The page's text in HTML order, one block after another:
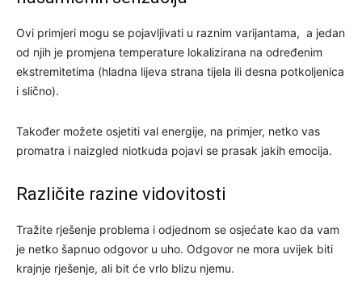
Ovi primjeri mogu se pojavljivati u raznim varijantama, a jedan
od njih je promjena temperature lokalizirana na određenim
ekstremitetima (hladna lijeva strana tijela ili desna potkoljenica
i slično).
Također možete osjetiti val energije, na primjer, netko vas
promatra i naizgled niotkuda pojavi se prasak jakih emocija.
Različite razine vidovitosti
Tražite rješenje problema i odjednom se osjećate kao da vam
je netko šapnuo odgovor u uho. Odgovor ne mora uvijek biti
krajnje rješenje, ali bit će vrlo blizu njemu.